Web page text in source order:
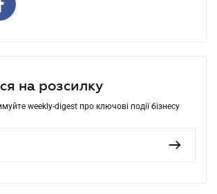
на розсилку
weekly-digest про ключові події бізнесу